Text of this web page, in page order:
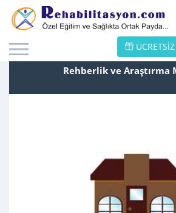
Rehberlik ve Araştırma